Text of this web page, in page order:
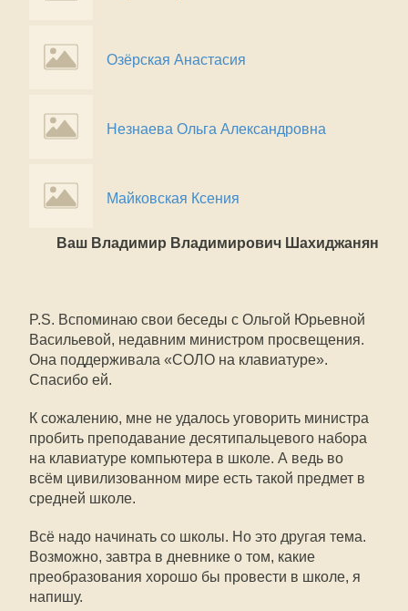
Озёрская Анастасия
Незнаева Ольга Александровна
Майковская Ксения
Ваш Владимир Владимирович Шахиджанян
P.S. Вспоминаю свои беседы с Ольгой Юрьевной
Васильевой, недавним министром просвещения.
Она поддерживала «СОЛО на клавиатуре».
Спасибо ей.
К сожалению, мне не удалось уговорить министра
пробить преподавание десятипальцевого набора
на клавиатуре компьютера в школе. А ведь во
всём цивилизованном мире есть такой предмет в
средней школе.
Всё надо начинать со школы. Но это другая тема.
Возможно, завтра в дневнике о том, какие
преобразования хорошо бы провести в школе, я
напишу.